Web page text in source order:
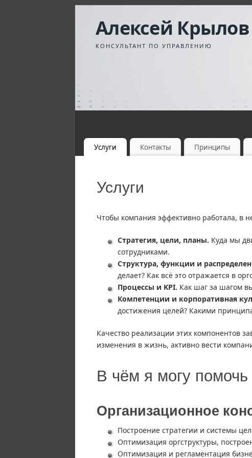
Алексей Крылов
КОНСУЛЬТАНТ ПО УПРАВЛЕНИЮ
Услуги Контакты Принципы
Услуги
Чтобы компания эффективно работала, в
Стратегия, цели, планы. Куда мы
сотрудниками.
Структура, функции и
делает? Как всё это отражается в
Процессы и KPI. Как шаг за шагом
Компетенции и корпоративная
достижения целей? Какими
Качество реализации этих компонентов
изменения в жизнь, активно вести
В чём я могу
Организационное
Построение стратегии и системы
Оптимизация оргструктуры,
Оптимизация и регламентация